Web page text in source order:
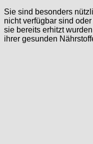
Sie sind besonders
nicht verfügbar sind
sie bereits erhitzt
ihrer gesunden